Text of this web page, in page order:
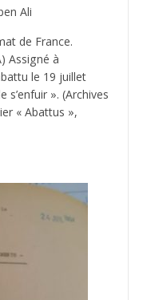
Ali
de France.
Assigné à
le 19 juillet
s’enfuir ». (Archives
« Abattus »,